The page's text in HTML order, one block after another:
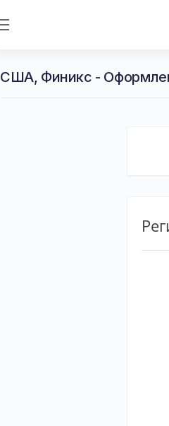
США, Финикс -